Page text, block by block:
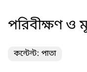
পরিবীক্ষণ ও
কন্টেন্ট: পাতা